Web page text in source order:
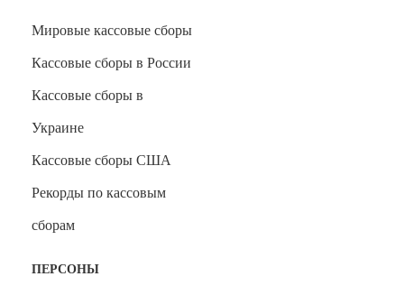
Мировые кассовые сборы
Кассовые сборы в России
Кассовые сборы в
Украине
Кассовые сборы США
Рекорды по кассовым
сборам
ПЕРСОНЫ